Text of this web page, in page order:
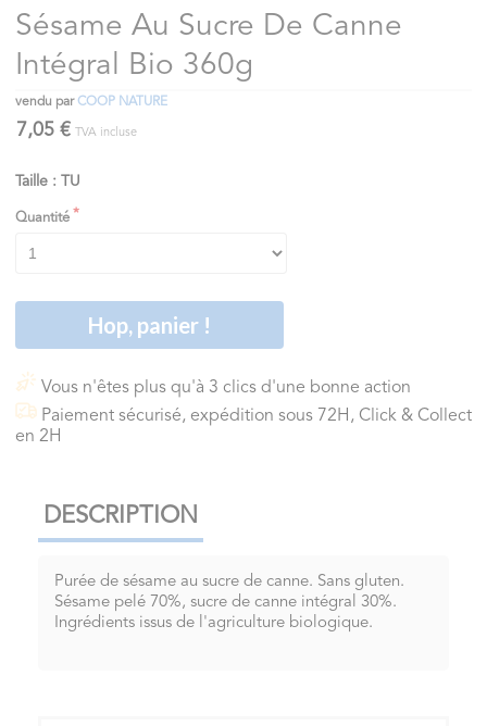
Sésame Au Sucre De Canne
Intégral Bio 360g
vendu parCOOP NATURE
7,05 € TVA incluse
Taille : TU
Quantité
Hop, panier !
Vous n'êtes plus qu'à 3 clics d'une bonne action
Paiement sécurisé, expédition sous 72H, Click & Collect
en 2H
DESCRIPTION
Purée de sésame au sucre de canne. Sans gluten.
Sésame pelé 70%, sucre de canne intégral 30%.
Ingrédients issus de l'agriculture biologique.